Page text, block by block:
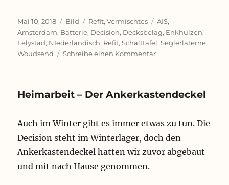
Veröffentlicht
am
Mai 10, 2018 Format
Bild Kategorien
Refit,Vermischtes Schlagwörter
AIS,
Amsterdam, Batterie, Decision, Decksbelag, Enkhuizen,
Lelystad, NIederländisch, Refit,Schalttafel,Seglerlaterne,
Woudsend
Schreibe einen Kommentarzu
Hindernissen
Rückblick
Heimarbeit – Der Ankerkastendeckel
Auch im Winter gibt es immer etwas zu tun. Die
Decision steht im Winterlager, doch den
Ankerkastendeckel hatten wir zuvor abgebaut
und mit nach Hause genommen.